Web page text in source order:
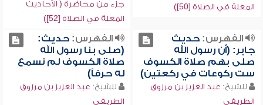
المعلة في الصلاة [50])
جزء من محاضرة ( الأحاديث
المعلة في الصلاة [52])
الفهرس:حديث
جابر: (أن رسول الله
صلى بهم صلاة الكسوف
ست ركوعات في ركعتين)
للشيخ: عبد العزيز بن مرزوق
الطريفي
الفهرس:حديث:
(صلى بنا رسول الله
صلاة الكسوف لم نسمع
له حرفاً)
للشيخ: عبد العزيز بن مرزوق
الطريفي